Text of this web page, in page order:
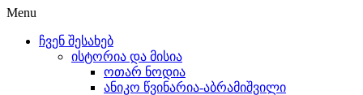
Menu
ჩვენ შესახებ
ისტორია და მისია
ოთარ ნოდია
ანიკო წვინარია-აბრამიშვილი